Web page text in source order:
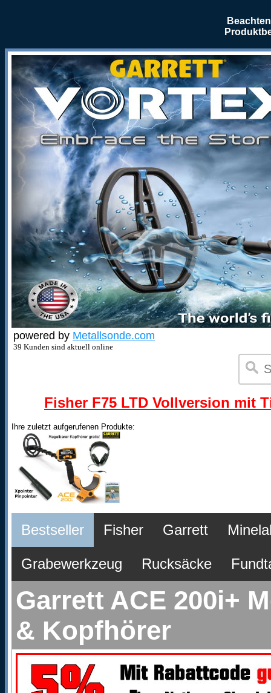
powered by Metallsonde.com
39 Kunden sind aktuell online
Fisher F75 LTD Vollversion mit
Ihre zuletzt aufgerufenen Produkte:
Bestseller Fisher Garrett
Grabewerkzeug Rucksäcke
Garrett ACE 200i+
& Kopfhörer